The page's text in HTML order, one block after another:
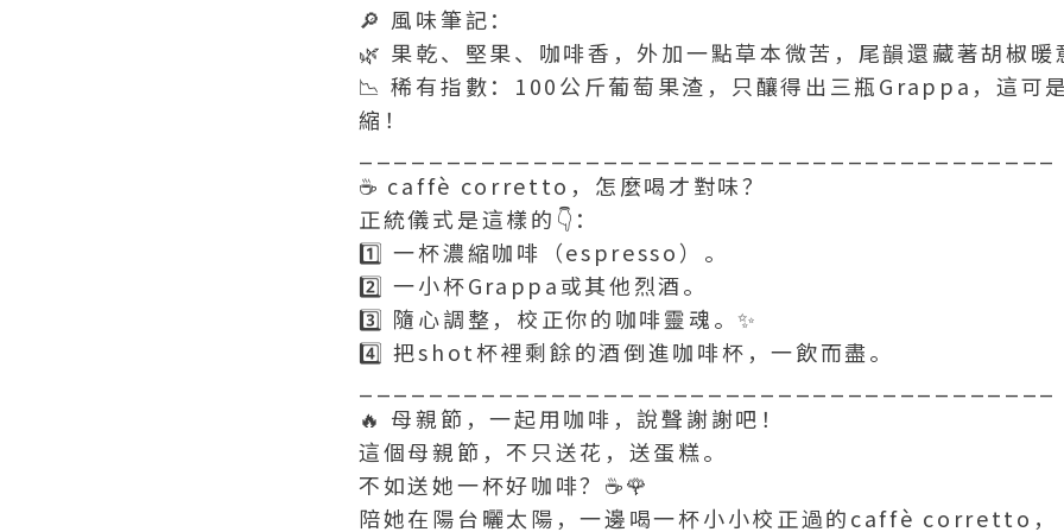
🔎 風味筆記：
🌿 果乾、堅果、咖啡香，外加一點草本微苦，尾韻還藏著胡椒暖
📉 稀有指數：100公斤葡萄果渣，只釀得出三瓶Grappa，這可
縮！
☕ caffè corretto，怎麼喝才對味？
正統儀式是這樣的👇：
1️⃣ 一杯濃縮咖啡（espresso）。
2️⃣ 一小杯Grappa或其他烈酒。
3️⃣ 隨心調整，校正你的咖啡靈魂。✨
4️⃣ 把shot杯裡剩餘的酒倒進咖啡杯，一飲而盡。
🔥 母親節，一起用咖啡，說聲謝謝吧！
這個母親節，不只送花，送蛋糕。
不如送她一杯好咖啡？☕🌹
陪她在陽台曬太陽，一邊喝一杯小小校正過的caffè corretto，